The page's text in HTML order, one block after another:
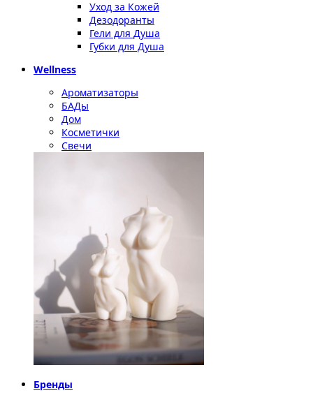
Уход за Кожей
Дезодоранты
Гели для Душа
Губки для Душа
Wellness
Ароматизаторы
БАДы
Дом
Косметички
Свечи
Бренды